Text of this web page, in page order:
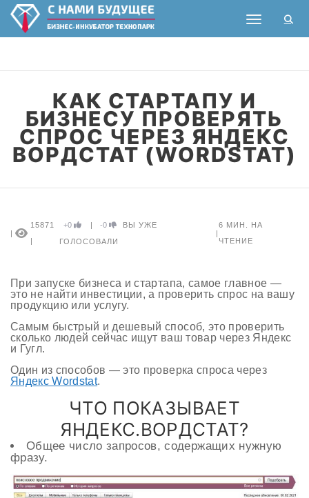
Toggle
КАК СТАРТАПУ И
БИЗНЕСУ ПРОВЕРЯТЬ
СПРОС ЧЕРЕЗ ЯНДЕКС
ВОРДСТАТ (WORDSTAT)
|
15871
|
+0 | -0
ВЫ УЖЕ
ГОЛОСОВАЛИ
|
6 МИН. НА
ЧТЕНИЕ
При запуске бизнеса и стартапа, самое главное —
это не найти инвестиции, а проверить спрос на вашу
продукцию или услугу.
Самым быстрый и дешевый способ, это проверить
сколько людей сейчас ищут ваш товар через Яндекс
и Гугл.
Один из способов — это проверка спроса через
Яндекс Wordstat.
ЧТО ПОКАЗЫВАЕТ
ЯНДЕКС.ВОРДСТАТ?
Общее число запросов, содержащих нужную
фразу.